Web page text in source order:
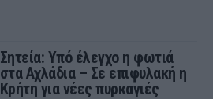
Σητεία: Υπό έλεγχο η φωτιά
στα Αχλάδια – Σε επιφυλακή η
Κρήτη για νέες πυρκαγιές